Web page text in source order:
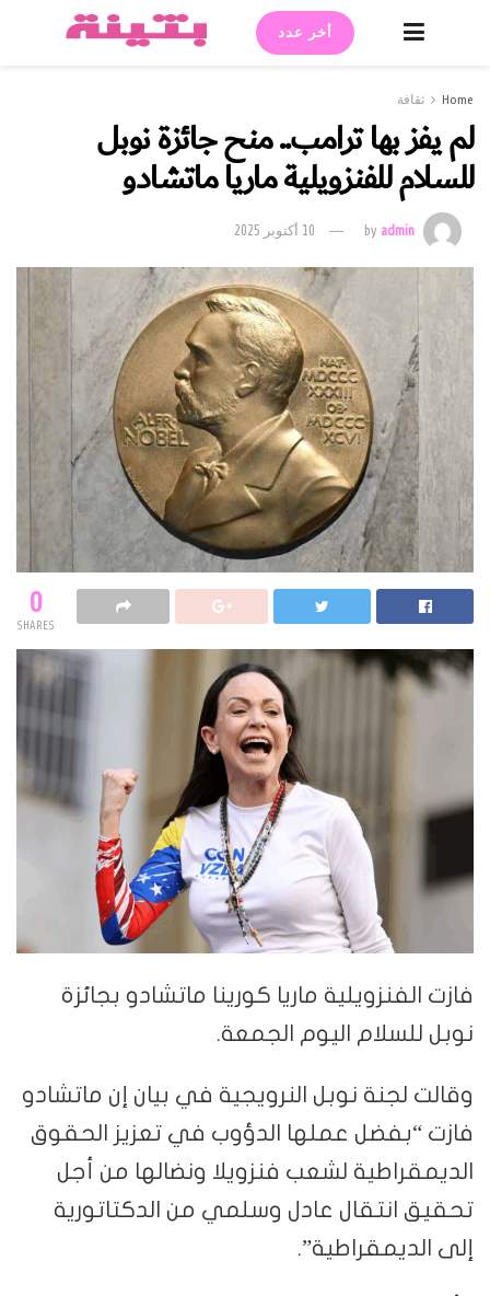
أخر عدد
Home ثقافة
لم يفز بها ترامب.. منح جائزة نوبل
للسلام للفنزويلية ماريا ماتشادو
byadmin 10 أكتوبر 2025
0
SHARES
فازت الفنزويلية ماريا كورينا ماتشادو بجائزة
نوبل للسلام اليوم الجمعة.
وقالت لجنة نوبل النرويجية في بيان إن ماتشادو
فازت “بفضل عملها الدؤوب في تعزيز الحقوق
الديمقراطية لشعب فنزويلا ونضالها من أجل
تحقيق انتقال عادل وسلمي من الدكتاتورية
إلى الديمقراطية”.